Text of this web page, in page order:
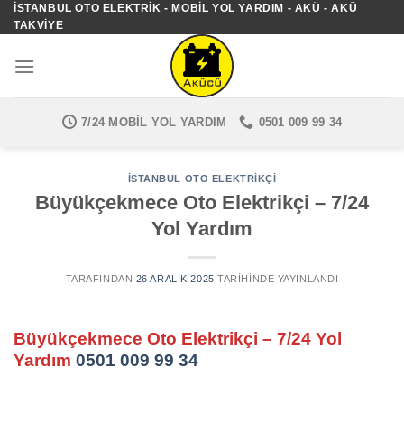
İçeriğe
atla
İSTANBUL OTO ELEKTRIK - MOBIL YOL YARDIM - AKÜ - AKÜ
TAKVIYE
7/24 MOBIL YOL YARDIM 0501 009 99 34
İSTANBUL OTO ELEKTRIKÇI
Büyükçekmece Oto Elektrikçi – 7/24
Yol Yardım
TARAFINDAN 26 ARALIK 2025 TARIHINDE YAYINLANDI
Büyükçekmece Oto Elektrikçi – 7/24 Yol
Yardım 0501 009 99 34